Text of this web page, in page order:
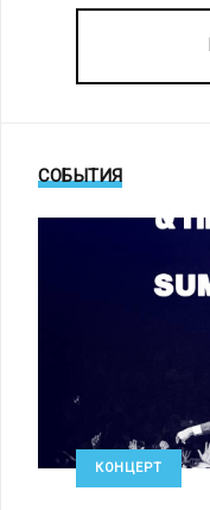
СОБЫТИЯ
КОНЦЕРТ